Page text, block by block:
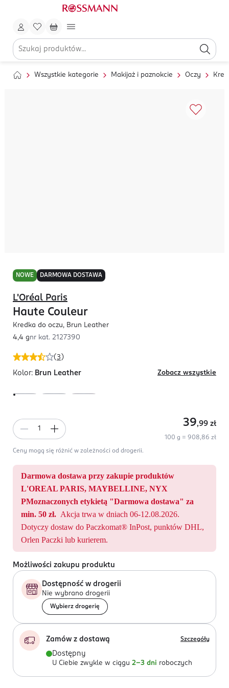
Wszystkie kategorie Makijaż i paznokcie Oczy
NOWE DARMOWA DOSTAWA
(3 )
L'Oréal Paris
Haute Couleur
Kredka do oczu, Brun Leather
4,4 gnr kat. 2127390
Kolor: Brun Leather Zobacz wszystkie
39,99 zł
100 g = 908,86 zł
Ceny mogą się różnić w zależności od drogerii.
Darmowa dostawa przy zakupie produktów
L'OREAL PARIS, MAYBELLINE, NYX
PMoznaczonych etykietą "Darmowa dostawa" za
min. 50 zł. Akcja trwa w dniach 06-12.08.2026.
Dotyczy dostaw do Paczkomat® InPost, punktów DHL,
Orlen Paczki lub kurierem.
Możliwości zakupu produktu
Dostępność w drogerii
Nie wybrano drogerii
Wybierz drogerię
Zamów z dostawą Szczegóły
Dostępny
U Ciebie zwykle w ciągu 2-3 dni roboczych